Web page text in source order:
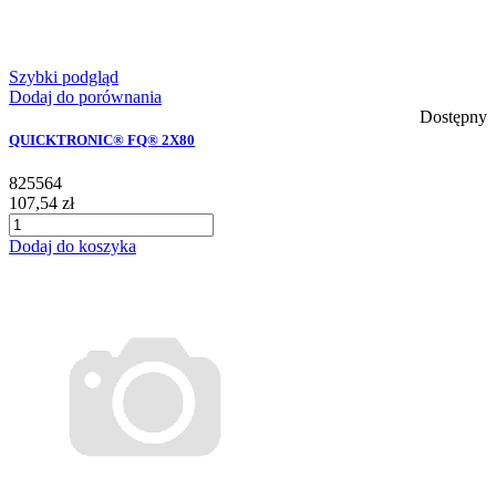
Szybki podgląd
Dodaj do porównania
Dostępny
QUICKTRONIC® FQ® 2X80
825564
107,54 zł
Dodaj do koszyka